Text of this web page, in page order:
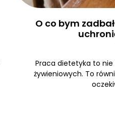
O co bym
Praca dietetyka to nie
żywieniowych. To